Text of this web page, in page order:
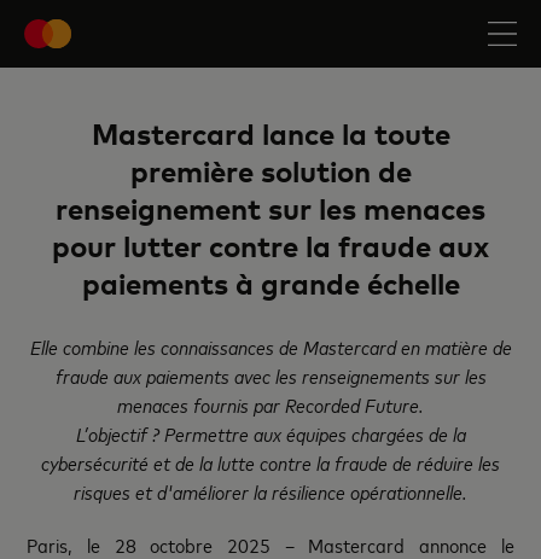
Mastercard lance la toute
première solution de
renseignement sur les menaces
pour lutter contre la fraude aux
paiements à grande échelle
Elle combine les connaissances de Mastercard en matière de
fraude aux paiements avec les renseignements sur les
menaces fournis par Recorded Future.
L’objectif ? Permettre aux équipes chargées de la
cybersécurité et de la lutte contre la fraude de réduire les
risques et d'améliorer la résilience opérationnelle.
Paris, le 28 octobre 2025 – Mastercard annonce le